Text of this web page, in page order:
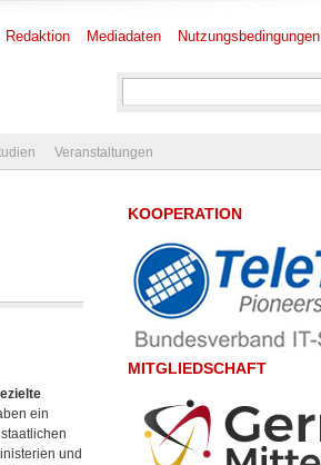
Redaktion Mediadaten Nutzungsbedingungen
Veranstaltungen
ein
und
KOOPERATION
MITGLIEDSCHAFT